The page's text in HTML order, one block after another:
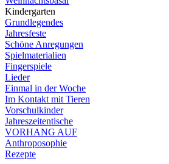
Kindergarten
Grundlegendes
Jahresfeste
Schöne Anregungen
Spielmaterialien
Fingerspiele
Lieder
Einmal in der Woche
Im Kontakt mit Tieren
Vorschulkinder
Jahreszeitentische
VORHANG AUF
Anthroposophie
Rezepte